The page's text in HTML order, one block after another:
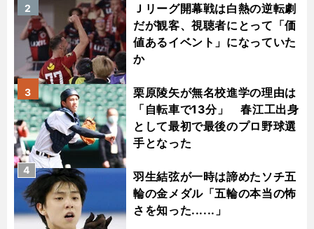
Ｊリーグ開幕戦は白熱の逆転劇
だが観客、視聴者にとって「価
値あるイベント」になっていた
か
2
栗原陵矢が無名校進学の理由は
「自転車で13分」 春江工出身
として最初で最後のプロ野球選
手となった
3
羽生結弦が一時は諦めたソチ五
輪の金メダル「五輪の本当の怖
さを知った......」
4